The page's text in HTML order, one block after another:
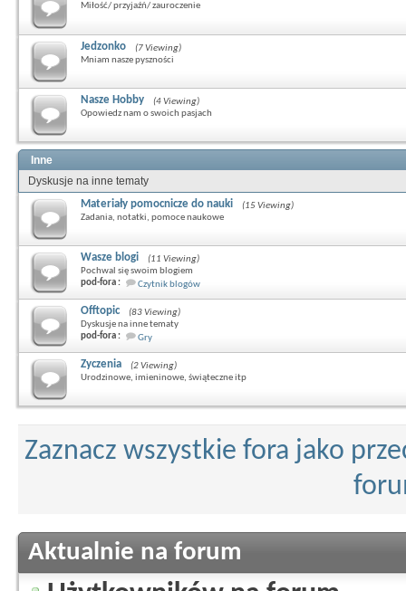
Miłość/ przyjaźń/ zauroczenie
Jedzonko
(7 Viewing)
Mniam nasze pyszności
Nasze Hobby
(4 Viewing)
Opowiedz nam o swoich pasjach
Inne
Dyskusje na inne tematy
Materiały pomocnicze do nauki
(15 Viewing)
Zadania, notatki, pomoce naukowe
Wasze blogi
(11 Viewing)
Pochwal się swoim blogiem
pod-fora :
Czytnik blogów
Offtopic
(83 Viewing)
Dyskusje na inne tematy
pod-fora :
Gry
Zyczenia
(2 Viewing)
Urodzinowe, imieninowe, świąteczne itp
Zaznacz wszystkie fora jako
Aktualnie na forum